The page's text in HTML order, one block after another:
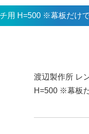
用 H=500 ※幕板だけ
渡辺製作所 レ
H=500 ※幕板